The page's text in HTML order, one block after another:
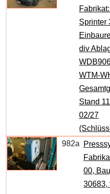
Sprinter
div
WTM-
Stand
02/27
982a
00,
30683,